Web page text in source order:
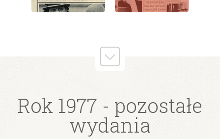
wydanie: 30/1977 wydanie: 30/1977
Rok 1977 - pozostałe
wydania